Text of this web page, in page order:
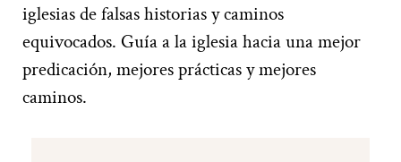
iglesias de falsas historias y caminos
equivocados. Guía a la iglesia hacia una mejor
predicación, mejores prácticas y mejores
caminos.